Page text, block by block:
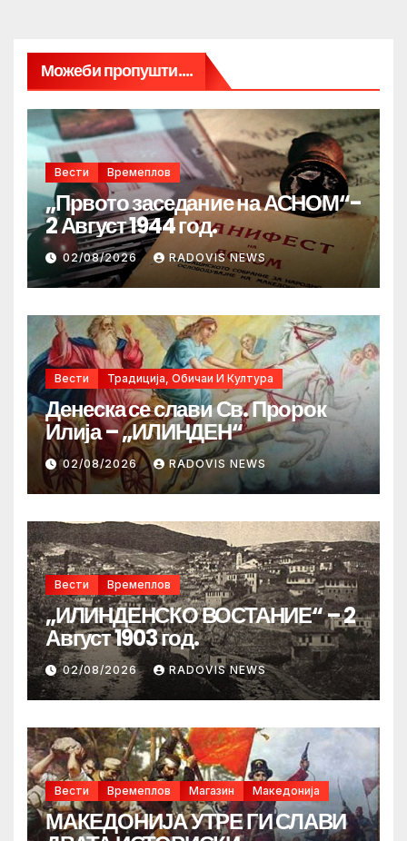
Можеби пропушти....
Вести Времеплов
„Првото заседание на АСНОМ“-
2 Август 1944 год.
02/08/2026 RADOVIS NEWS
Вести Традиција, Обичаи И Култура
Денеска се слави Св. Пророк
Илија – „ИЛИНДЕН“
02/08/2026 RADOVIS NEWS
Вести Времеплов
„ИЛИНДЕНСКО ВОСТАНИЕ“ – 2
Август 1903 год.
02/08/2026 RADOVIS NEWS
Вести Времеплов Магазин Македонија
МАКЕДОНИЈА УТРЕ ГИ СЛАВИ